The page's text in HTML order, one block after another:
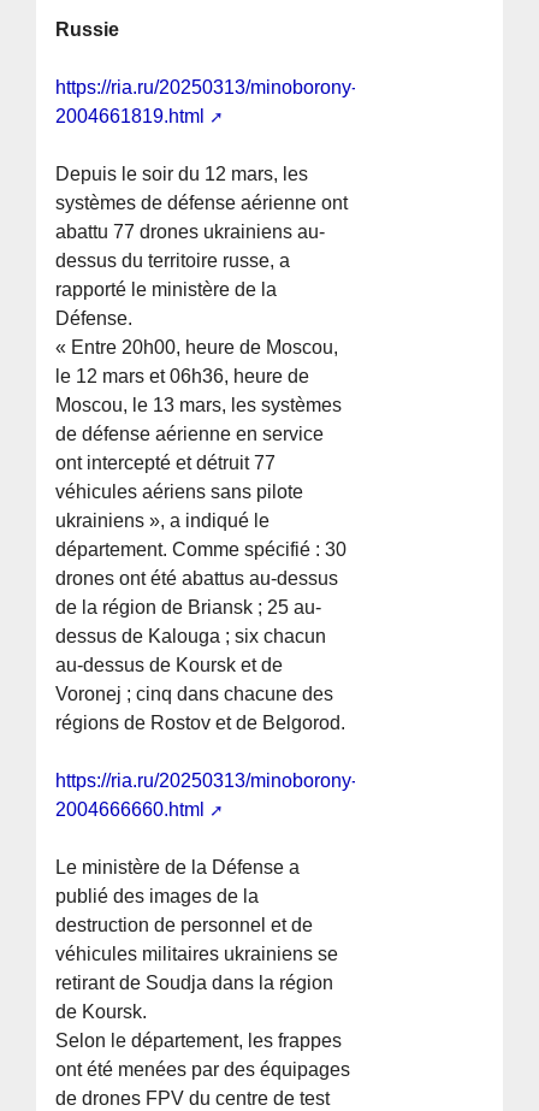
Russie
https://ria.ru/20250313/minoborony-
2004661819.html
Depuis le soir du 12 mars, les
systèmes de défense aérienne ont
abattu 77 drones ukrainiens au-
dessus du territoire russe, a
rapporté le ministère de la
Défense.
« Entre 20h00, heure de Moscou,
le 12 mars et 06h36, heure de
Moscou, le 13 mars, les systèmes
de défense aérienne en service
ont intercepté et détruit 77
véhicules aériens sans pilote
ukrainiens », a indiqué le
département. Comme spécifié : 30
drones ont été abattus au-dessus
de la région de Briansk ; 25 au-
dessus de Kalouga ; six chacun
au-dessus de Koursk et de
Voronej ; cinq dans chacune des
régions de Rostov et de Belgorod.
https://ria.ru/20250313/minoborony-
2004666660.html
Le ministère de la Défense a
publié des images de la
destruction de personnel et de
véhicules militaires ukrainiens se
retirant de Soudja dans la région
de Koursk.
Selon le département, les frappes
ont été menées par des équipages
de drones FPV du centre de test